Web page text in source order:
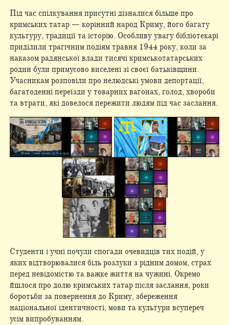
Під час спілкування присутні дізналися більше про
кримських татар — корінний народ Криму, його багату
культуру, традиції та історію. Особливу увагу бібліотекарі
приділили трагічним подіям травня 1944 року, коли за
наказом радянської влади тисячі кримськотатарських
родин були примусово виселені зі своєї батьківщини.
Учасникам розповіли про нелюдські умови депортації,
багатоденні переїзди у товарних вагонах, голод, хвороби
та втрати, які довелося пережити людям під час заслання.
Студенти і учні почули спогади очевидців тих подій, у
яких відтворювалися біль розлуки з рідним домом, страх
перед невідомістю та важке життя на чужині. Окремо
йшлося про долю кримських татар після заслання, роки
боротьби за повернення до Криму, збереження
національної ідентичності, мови та культури всупереч
усім випробуванням.